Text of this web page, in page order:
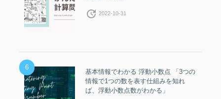
update 2022-10-31
6
基本情報でわかる 浮動小数点 「3つの
情報で1つの数を表す仕組みを知れ
ば、浮動小数点数がわかる」